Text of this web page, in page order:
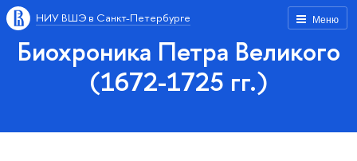
Меню
НИУ ВШЭ в Санкт-Петербурге
Биохроника Петра Великого
(1672-1725 гг.)